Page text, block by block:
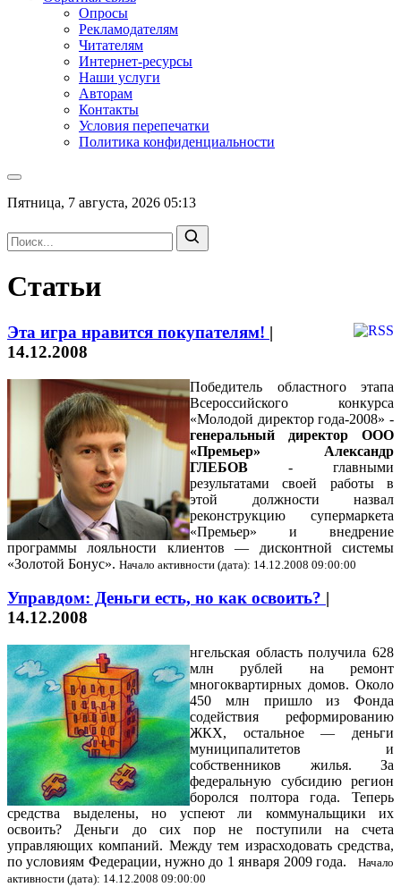
Опросы
Рекламодателям
Читателям
Интернет-ресурсы
Наши услуги
Авторам
Контакты
Условия перепечатки
Политика конфиденциальности
Пятница, 7 августа, 2026 05:13
Статьи
Эта игра нравится покупателям! |
14.12.2008
Победитель областного этапа
Всероссийского конкурса
«Молодой директор года-2008» -
генеральный директор ООО
«Премьер» Александр
ГЛЕБОВ - главными
результатами своей работы в
этой должности назвал
реконструкцию супермаркета
«Премьер» и внедрение
программы лояльности клиентов — дисконтной системы
«Золотой Бонус». Начало активности (дата): 14.12.2008 09:00:00
Управдом: Деньги есть, но как освоить? |
14.12.2008
нгельская область получила 628
млн рублей на ремонт
многоквартирных домов. Около
450 млн пришло из Фонда
содействия реформированию
ЖКХ, остальное — деньги
муниципалитетов и
собственников жилья. За
федеральную субсидию регион
боролся полтора года. Теперь
средства выделены, но успеют ли коммунальщики их
освоить? Деньги до сих пор не поступили на счета
управляющих компаний. Между тем израсходовать средства,
по условиям Федерации, нужно до 1 января 2009 года. Начало
активности (дата): 14.12.2008 09:00:00